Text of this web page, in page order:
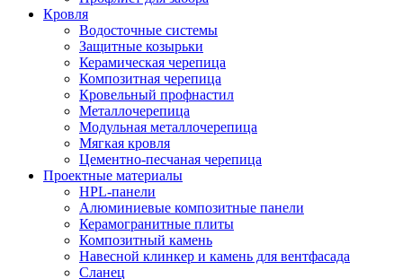
Кровля
Водосточные системы
Защитные козырьки
Керамическая черепица
Композитная черепица
Кровельный профнастил
Металлочерепица
Модульная металлочерепица
Мягкая кровля
Цементно-песчаная черепица
Проектные материалы
HPL-панели
Алюминиевые композитные панели
Керамогранитные плиты
Композитный камень
Навесной клинкер и камень для вентфасада
Сланец